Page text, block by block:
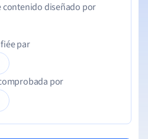
contenido diseñado por
par
por